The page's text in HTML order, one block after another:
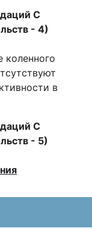
С
- 4)
коленного
в
С
- 5)